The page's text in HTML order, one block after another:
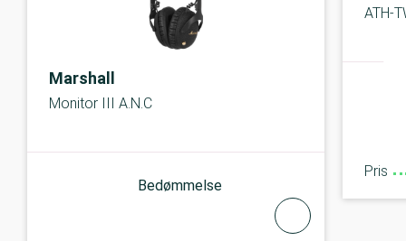
Marshall
Monitor III A.N.C
Bedømmelse
ATH-
Pris